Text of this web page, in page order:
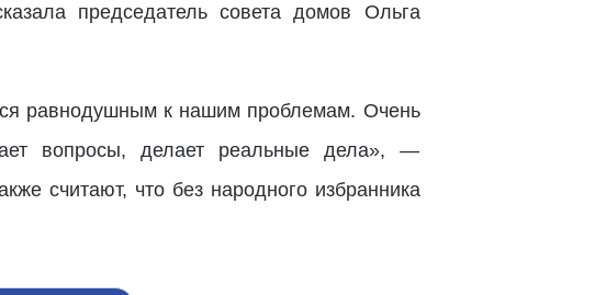
председатель совета домов Ольга
равнодушным к нашим проблемам. Очень
вопросы, делает реальные дела», —
считают, что без народного избранника